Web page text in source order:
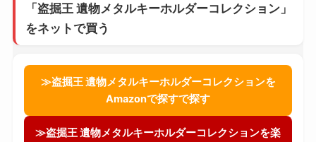
「盗掘王 遺物メタルキーホルダーコレクション」
をネットで買う
≫盗掘王 遺物メタルキーホルダーコレクションを
Amazonで探すで探す
≫盗掘王 遺物メタルキーホルダーコレクションを楽